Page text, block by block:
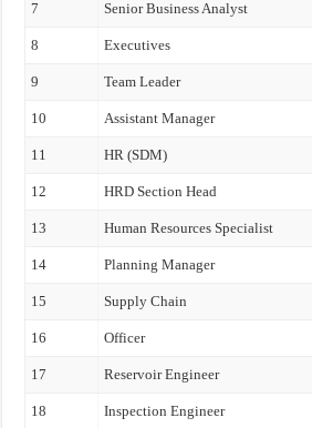
7 Senior Business Analyst
8 Executives
9 Team Leader
10 Assistant Manager
11 HR (SDM)
12 HRD Section Head
13 Human Resources Specialist
14 Planning Manager
15 Supply Chain
16 Officer
17 Reservoir Engineer
18 Inspection Engineer